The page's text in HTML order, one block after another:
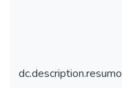
dc.description.resumo